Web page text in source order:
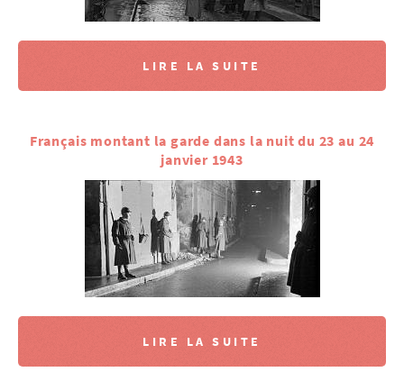
LIRE LA SUITE
Français montant la garde dans la nuit du 23 au 24
janvier 1943
LIRE LA SUITE